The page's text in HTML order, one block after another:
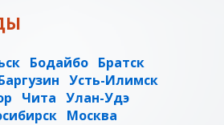
Бодайбо Братск
Усть-Илимск
Чита Улан-Удэ
Москва